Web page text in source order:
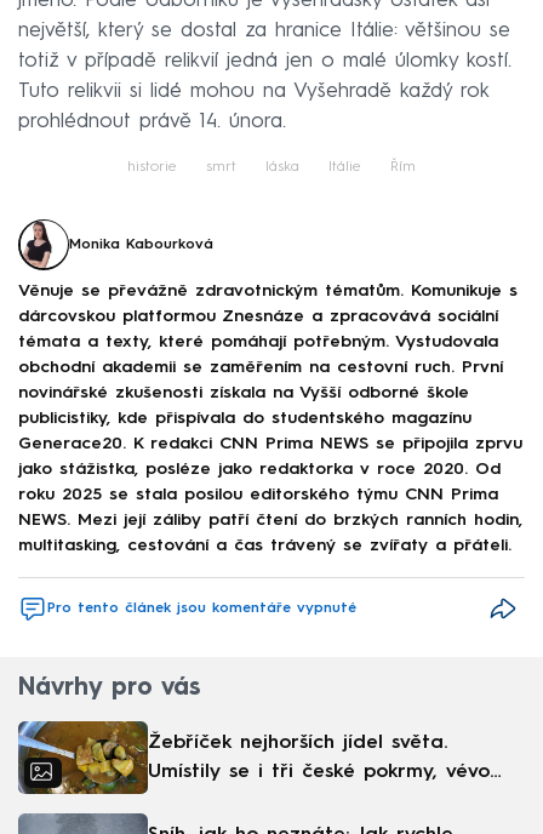
největší, který se dostal za hranice Itálie: většinou se
totiž v případě relikvií jedná jen o malé úlomky kostí.
Tuto relikvii si lidé mohou na Vyšehradě každý rok
prohlédnout právě 14. února.
historie smrt láska Itálie Řím
Monika Kabourková
Věnuje se převážně zdravotnickým tématům. Komunikuje s
dárcovskou platformou Znesnáze a zpracovává sociální
témata a texty, které pomáhají potřebným. Vystudovala
obchodní akademii se zaměřením na cestovní ruch. První
novinářské zkušenosti získala na Vyšší odborné škole
publicistiky, kde přispívala do studentského magazínu
Generace20. K redakci CNN Prima NEWS se připojila zprvu
jako stážistka, posléze jako redaktorka v roce 2020. Od
roku 2025 se stala posilou editorského týmu CNN Prima
NEWS. Mezi její záliby patří čtení do brzkých ranních hodin,
multitasking, cestování a čas trávený se zvířaty a přáteli.
Pro tento článek jsou komentáře vypnuté
Návrhy pro vás
Žebříček nejhorších jídel světa.
Umístily se i tři české pokrmy, vévodí